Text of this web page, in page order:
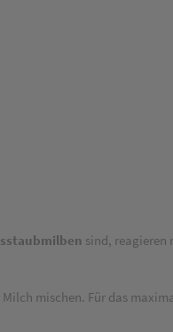
sind, reagieren
mischen. Für das